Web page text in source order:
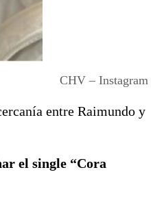
CHV – Instagram
entre Raimundo y
el single “Cora